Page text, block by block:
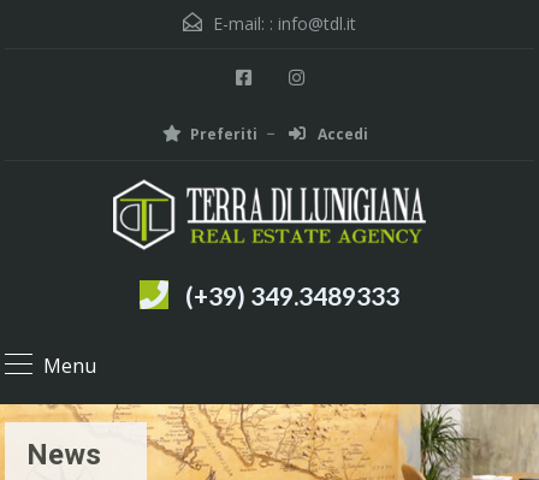
E-mail: : info@tdl.it
Preferiti Accedi
(+39) 349.3489333
Menu
News